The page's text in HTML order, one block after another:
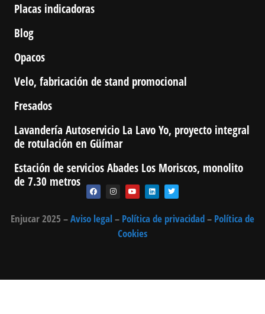
Placas indicadoras
Blog
Opacos
Velo, fabricación de stand promocional
Fresados
Lavandería Autoservicio La Lavo Yo, proyecto integral
de rotulación en Güímar
Estación de servicios Abades Los Moriscos, monolito
de 7.30 metros
Enjucar 2025 –Aviso legal– Política de privacidad– Política de
Cookies